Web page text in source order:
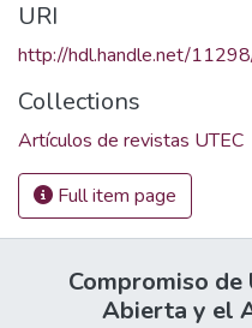
URI
http://hdl.handle.net/
Collections
Artículos de revistas UTEC
Full item page
Compromiso de
Abierta y el